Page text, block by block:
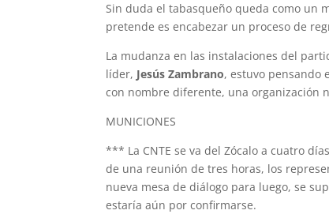
Sin duda el tabasqueño queda como un
pretende es encabezar un proceso de
La mudanza en las instalaciones del
líder, Jesús Zambrano, estuvo pensando
con nombre diferente, una organización
MUNICIONES
*** La CNTE se va del Zócalo a cuatro
de una reunión de tres horas, los
nueva mesa de diálogo para luego, se
estaría aún por confirmarse.